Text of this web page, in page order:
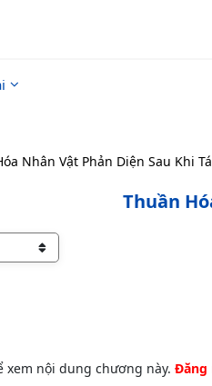
Nhân Vật Phản Diện Sau Khi
Thuần
xem nội dung chương này. Đăng